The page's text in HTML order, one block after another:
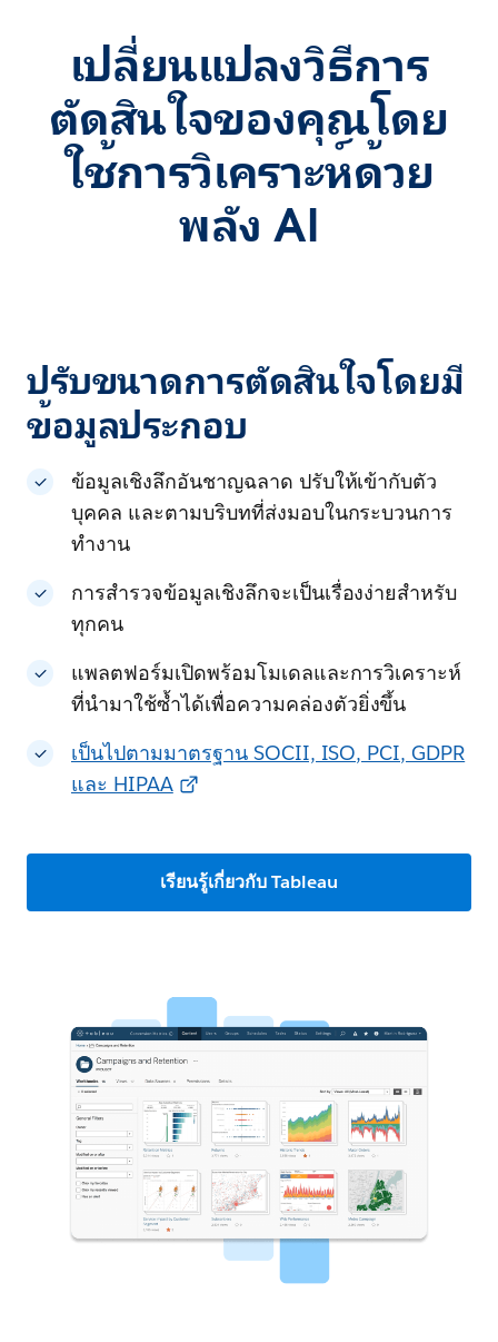
เปลี่ยนแปลงวิธีการ
ตัดสินใจของคุณโดย
ใช้การวิเคราะห์ด้วย
พลัง AI
ปรับขนาดการตัดสินใจโดยมี
ข้อมูลประกอบ
ข้อมูลเชิงลึกอันชาญฉลาด ปรับให้เข้ากับตัว
บุคคล และตามบริบทที่ส่งมอบในกระบวนการ
ทำงาน
การสำรวจข้อมูลเชิงลึกจะเป็นเรื่องง่ายสำหรับ
ทุกคน
แพลตฟอร์มเปิดพร้อมโมเดลและการวิเคราะห์
ที่นำมาใช้ซ้ำได้เพื่อความคล่องตัวยิ่งขึ้น
เป็นไปตามมาตรฐาน SOCII, ISO, PCI, GDPR
และ HIPAA
เรียนรู้เกี่ยวกับ Tableau